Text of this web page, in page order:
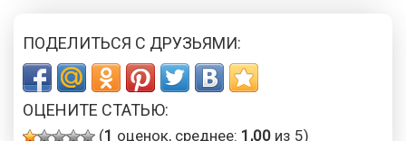
ПОДЕЛИТЬСЯ С ДРУЗЬЯМИ:
ОЦЕНИТЕ СТАТЬЮ:
(1 оценок, среднее: 1,00 из 5)